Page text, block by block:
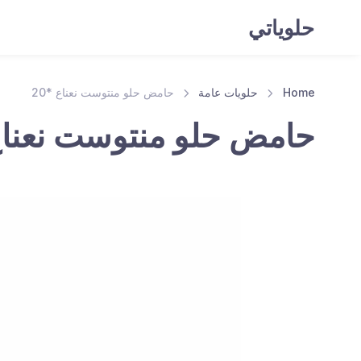
حلوياتي
Home حلويات عامة حامض حلو منتوست نعناع *20
حامض حلو منتوست